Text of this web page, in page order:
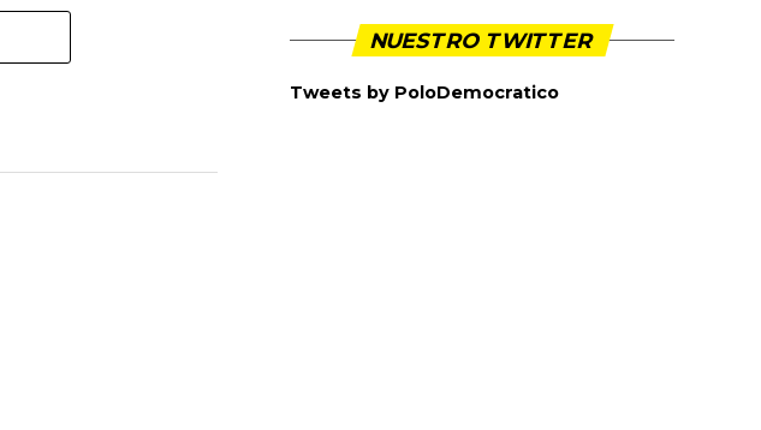
NUESTRO TWITTER
Tweets by PoloDemocratico